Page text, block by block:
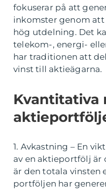
fokuserar på att
inkomster genom att
hög utdelning. Det
telekom-, energi-
har traditionen att
vinst till aktieägarna.
Kvantitativa
1. Avkastning – En
av en aktieportfölj är
är den totala vinsten
portföljen har